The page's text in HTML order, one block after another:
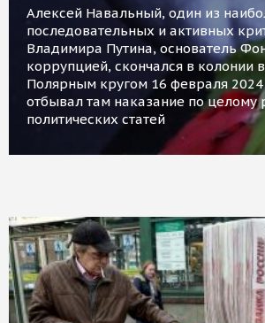
Алексей Навальный, один из
последовательных и активных
Владимира Путина, основатель
коррупцией, скончался в колонии
Полярным кругом 16 февраля
отбывал там наказание по целому
политических статей